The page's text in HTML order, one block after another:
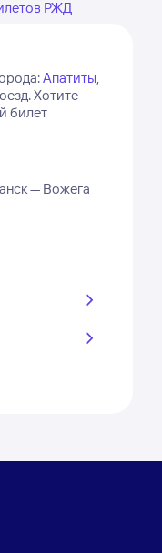
РЖД
Апатиты,
Хотите
билет
— Вожега